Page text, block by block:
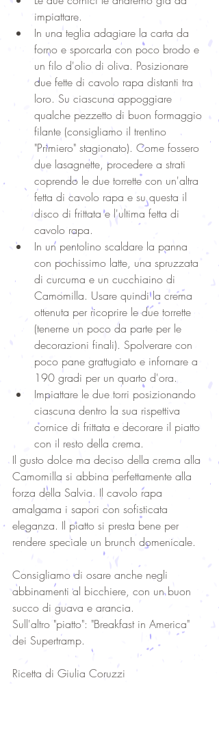
impiattare.
In una teglia adagiare la carta da
forno e sporcarla con poco brodo e
un filo d'olio di oliva. Posizionare
due fette di cavolo rapa distanti tra
loro. Su ciascuna appoggiare
qualche pezzetto di buon formaggio
filante (consigliamo il trentino
"Primiero" stagionato). Come fossero
due lasagnette, procedere a strati
coprendo le due torrette con un'altra
fetta di cavolo rapa e su questa il
disco di frittata e l'ultima fetta di
cavolo rapa.
In un pentolino scaldare la panna
con pochissimo latte, una spruzzata
di curcuma e un cucchiaino di
Camomilla. Usare quindi la crema
ottenuta per ricoprire le due torrette
(tenerne un poco da parte per le
decorazioni finali). Spolverare con
poco pane grattugiato e infornare a
190 gradi per un quarto d'ora.
Impiattare le due torri posizionando
ciascuna dentro la sua rispettiva
cornice di frittata e decorare il piatto
con il resto della crema.
Il gusto dolce ma deciso della crema alla
Camomilla si abbina perfettamente alla
forza della Salvia. Il cavolo rapa
amalgama i sapori con sofisticata
eleganza. Il piatto si presta bene per
rendere speciale un brunch domenicale.
Consigliamo di osare anche negli
abbinamenti al bicchiere, con un buon
succo di guava e arancia.
Sull'altro "piatto": "Breakfast in America"
dei Supertramp.
Ricetta di Giulia Coruzzi